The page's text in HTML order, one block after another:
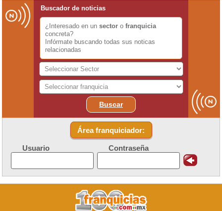
Buscador de noticias
¿Interesado en un sector o franquicia
concreta?
Infórmate buscando todas sus noticas
relacionadas
Buscar
Área franquiciador:
Usuario Contraseña